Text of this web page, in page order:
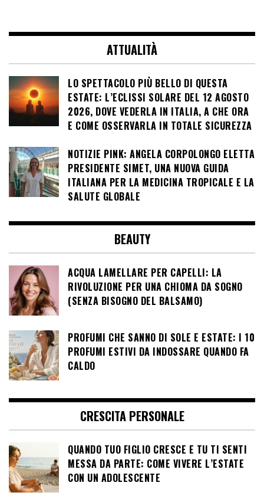
ATTUALITÀ
LO SPETTACOLO PIÙ BELLO DI QUESTA
ESTATE: L’ECLISSI SOLARE DEL 12 AGOSTO
2026, DOVE VEDERLA IN ITALIA, A CHE ORA
E COME OSSERVARLA IN TOTALE SICUREZZA
NOTIZIE PINK: ANGELA CORPOLONGO ELETTA
PRESIDENTE SIMET, UNA NUOVA GUIDA
ITALIANA PER LA MEDICINA TROPICALE E LA
SALUTE GLOBALE
BEAUTY
ACQUA LAMELLARE PER CAPELLI: LA
RIVOLUZIONE PER UNA CHIOMA DA SOGNO
(SENZA BISOGNO DEL BALSAMO)
PROFUMI CHE SANNO DI SOLE E ESTATE: I 10
PROFUMI ESTIVI DA INDOSSARE QUANDO FA
CALDO
CRESCITA PERSONALE
QUANDO TUO FIGLIO CRESCE E TU TI SENTI
MESSA DA PARTE: COME VIVERE L’ESTATE
CON UN ADOLESCENTE